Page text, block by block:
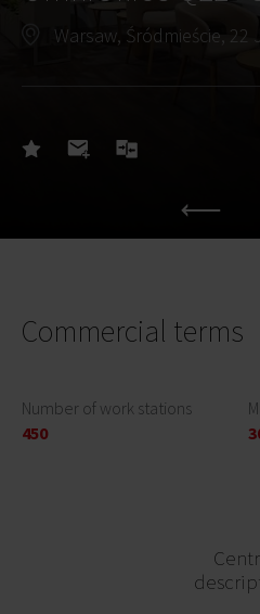
Warsaw, Śródmieście, 22
Commercial terms
Number of work stations
450